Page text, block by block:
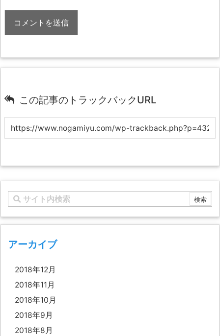
この記事のトラックバックURL
アーカイブ
2018年12月
2018年11月
2018年10月
2018年9月
2018年8月